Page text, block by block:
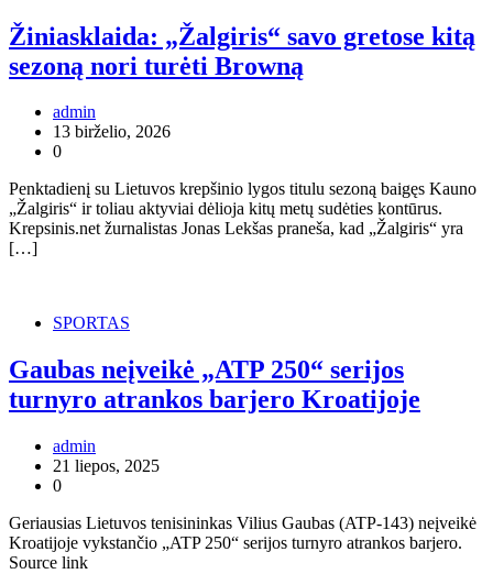
Žiniasklaida: „Žalgiris“ savo gretose kitą
sezoną nori turėti Browną
admin
13 birželio, 2026
0
Penktadienį su Lietuvos krepšinio lygos titulu sezoną baigęs Kauno
„Žalgiris“ ir toliau aktyviai dėlioja kitų metų sudėties kontūrus.
Krepsinis.net žurnalistas Jonas Lekšas praneša, kad „Žalgiris“ yra
[…]
SPORTAS
Gaubas neįveikė „ATP 250“ serijos
turnyro atrankos barjero Kroatijoje
admin
21 liepos, 2025
0
Geriausias Lietuvos tenisininkas Vilius Gaubas (ATP-143) neįveikė
Kroatijoje vykstančio „ATP 250“ serijos turnyro atrankos barjero.
Source link